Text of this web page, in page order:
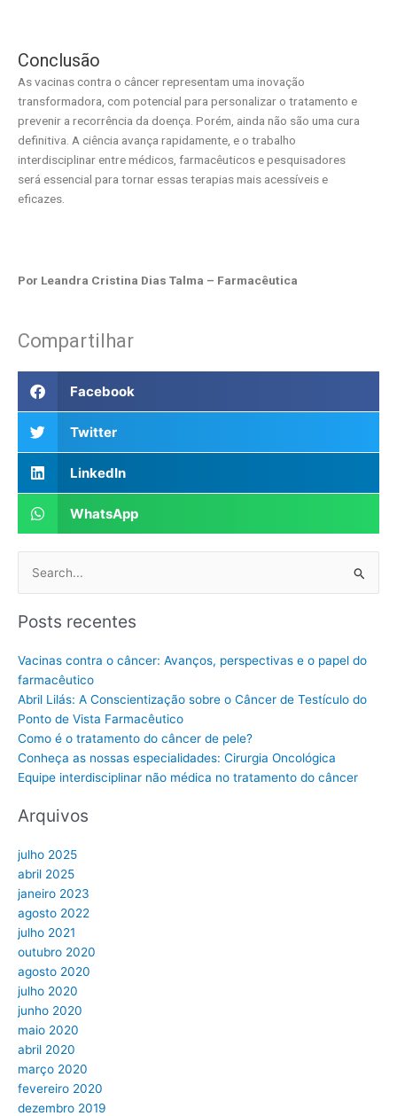
Conclusão
As vacinas contra o câncer representam uma inovação
transformadora, com potencial para personalizar o tratamento e
prevenir a recorrência da doença. Porém, ainda não são uma cura
definitiva. A ciência avança rapidamente, e o trabalho
interdisciplinar entre médicos, farmacêuticos e pesquisadores
será essencial para tornar essas terapias mais acessíveis e
eficazes.
Por Leandra Cristina Dias Talma – Farmacêutica
Compartilhar
Facebook
Twitter
LinkedIn
WhatsApp
Pesquisar
por:
Posts recentes
Vacinas contra o câncer: Avanços, perspectivas e o papel do
farmacêutico
Abril Lilás: A Conscientização sobre o Câncer de Testículo do
Ponto de Vista Farmacêutico
Como é o tratamento do câncer de pele?
Conheça as nossas especialidades: Cirurgia Oncológica
Equipe interdisciplinar não médica no tratamento do câncer
Arquivos
julho 2025
abril 2025
janeiro 2023
agosto 2022
julho 2021
outubro 2020
agosto 2020
julho 2020
junho 2020
maio 2020
abril 2020
março 2020
fevereiro 2020
dezembro 2019